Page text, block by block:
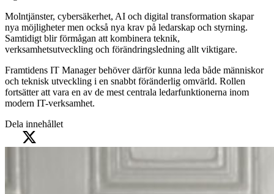
Molntjänster, cybersäkerhet, AI och digital transformation skapar
nya möjligheter men också nya krav på ledarskap och styrning.
Samtidigt blir förmågan att kombinera teknik,
verksamhetsutveckling och förändringsledning allt viktigare.
Framtidens IT Manager behöver därför kunna leda både människor
och teknisk utveckling i en snabbt föränderlig omvärld. Rollen
fortsätter att vara en av de mest centrala ledarfunktionerna inom
modern IT-verksamhet.
Dela innehållet